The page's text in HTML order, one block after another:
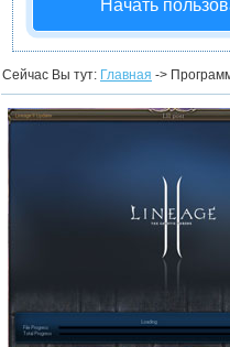
Начать
Сейчас Вы тут: Главная ->